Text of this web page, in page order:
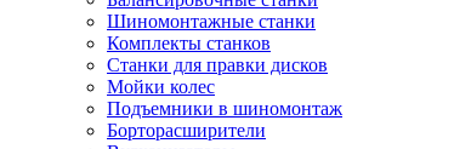
Шиномонтажные станки
Комплекты станков
Станки для правки дисков
Мойки колес
Подъемники в шиномонтаж
Борторасширители